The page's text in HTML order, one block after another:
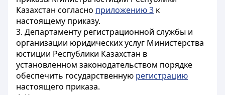
Казахстан согласно приложению 3 к
настоящему приказу.
3. Департаменту регистрационной службы и
организации юридических услуг Министерства
юстиции Республики Казахстан в
установленном законодательством порядке
обеспечить государственную регистрацию
настоящего приказа.